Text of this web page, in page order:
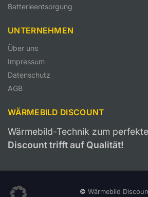
Batterieentsorgung
UNTERNEHMEN
Über uns
Impressum
Datenschutz
AGB
WÄRMEBILD DISCOUNT
Wärmebild-Technik zum
Discount trifft auf Qualität!
© Wärmebild